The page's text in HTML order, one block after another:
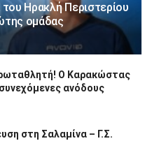
Ηρακλή Περιστερίου
ομάδας
Ο Καρακώστας
ανόδους
στη Σαλαμίνα – Γ.Σ.